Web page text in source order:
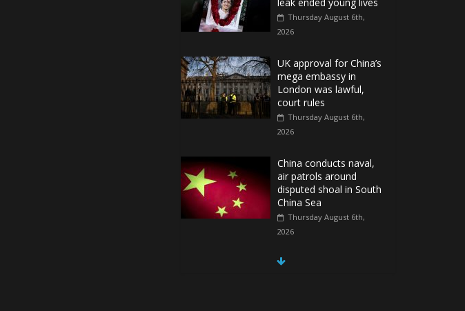
Thursday August 6th,
2026
UK approval for China’s
mega embassy in
London was lawful,
court rules
Thursday August 6th,
2026
China conducts naval,
air patrols around
disputed shoal in South
China Sea
Thursday August 6th,
2026